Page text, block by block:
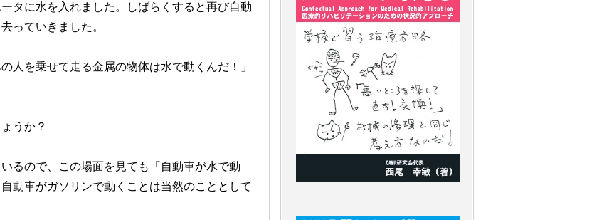
タに水を入れました。しばらくすると再び自動
っていきました。
人を乗せて走る金属の物体は水で動くんだ！」
うか？
るので、この場面を見ても「自動車が水で動
動車がガソリンで動くことは当然のこととして